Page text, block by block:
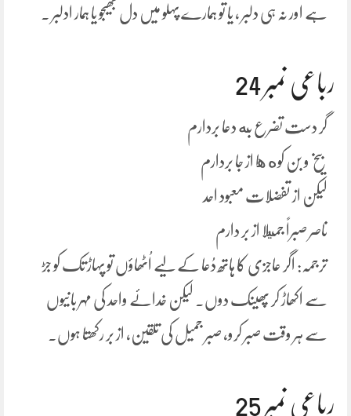
ہے اور نہ ہی دلبر ، یا تو ہمارے پہلو میں دل بھیجو یا ہمار ادلبر ۔
رباعی نمبر 24
گر دست تضرع به دعا بردارم
بیخ و بن کوه ها از جا بردارم
لیکن از تفضلات معبود احد
ناصر صبراً جميلا از بر دارم
ترجمہ: اگر عاجزی کا ہاتھ دُعا کے لیے اُٹھاؤں تو پہاڑ تک کو جڑ
سے اکھاڑ کر پھینک دوں۔ لیکن خدائے واحد کی مہر بانیوں
سے ہر وقت صبر کرو، صبر جمیل کی تلقین، از بر رکھتا ہوں۔
رباعی نمبر 25